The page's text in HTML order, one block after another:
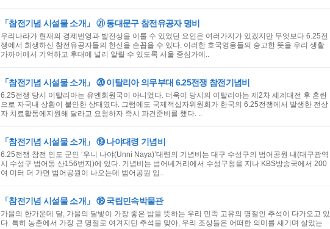
「참전기념 시설물 소개」 ㉑ 동대문구 참전유공자 명비
우리나라가 현재의 경제번영과 발전상을 이룰 수 있었던 요인은 여러가지가 있겠지만 무엇보다 6.25전
쟁에서 희생하신 참전유공자들의 헌신을 손꼽을 수 있다. 이러한 호국영웅들의 숭고한 뜻을 우리 생활
가까이에서 기억하고 후대에 널리 알릴 수 있도록 서울 중심가에..
「참전기념 시설물 소개」 ⑳ 이탈리아 의무부대 6.25전쟁 참전기념비
6.25전쟁 당시 이탈리아는 유엔회원국이 아니었다. 더욱이 당시의 이탈리아는 제2차 세계대전 후 혼란
으로 자국내 상황이 불안한 상태였다. 그럼에도 국제적십자위원회가 한국의 6.25전쟁에서 발생한 전상
자 치료활동에지원해 달라고 요청하자 즉시 파견준비를 했다. ..
「참전기념 시설물 소개」 ⑲ 나야대령 기념비
6.25전쟁 참전 인도 군인 ‘우니 나야(Unni Naya)’대령의 기념비는 대구 수성구의 범어공원 내(대구광역
시 수성구 범어동 산156번지)에 있다. 기념비는 범어네거리에서 수성구청을 지나 KBS방송국에서 200
여 미터 더 가면 범어공원이 나오는데 범어공원 입..
「참전기념 시설물 소개」 ⑱ 국립민속박물관
가을의 한가운데 달, 가을의 달빛이 가장 좋은 밤을 뜻하는 우리 민족 고유의 명절인 추석이 다가오고 있
다. 특히 농촌에서 가장 큰 명절로 여겨지던 추석을 맞아, 우리 조상들은 어떠한 의미를 새기며 살았는